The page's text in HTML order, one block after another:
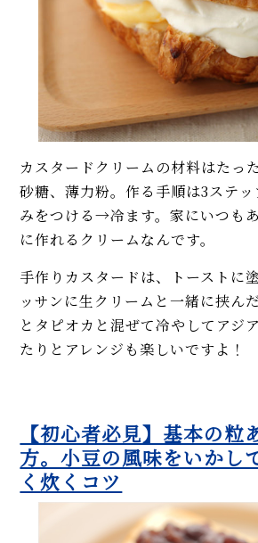
カスタードクリームの材料はたっ
砂糖、薄力粉。作る手順は3ステ
みをつける→冷ます。家にいつも
に作れるクリームなんです。
手作りカスタードは、トーストに
ッサンに生クリームと一緒に挟ん
とタピオカと混ぜて冷やしてアジ
たりとアレンジも楽しいですよ！
【初心者必見】基本の粒
方。小豆の風味をいかし
く炊くコツ